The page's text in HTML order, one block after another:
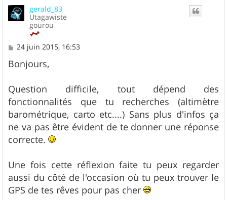
gerald_83
Utagawiste
gourou
M
s
s
g
e
24 juin 2015, 16:53
Bonjours,
Question difficile, tout dépend des
fonctionnalités que tu recherches (altimètre
barométrique, carto etc....) Sans plus d'infos ça
ne va pas être évident de te donner une réponse
correcte.
Une fois cette réflexion faite tu peux regarder
aussi du côté de l'occasion où tu peux trouver le
GPS de tes rêves pour pas cher